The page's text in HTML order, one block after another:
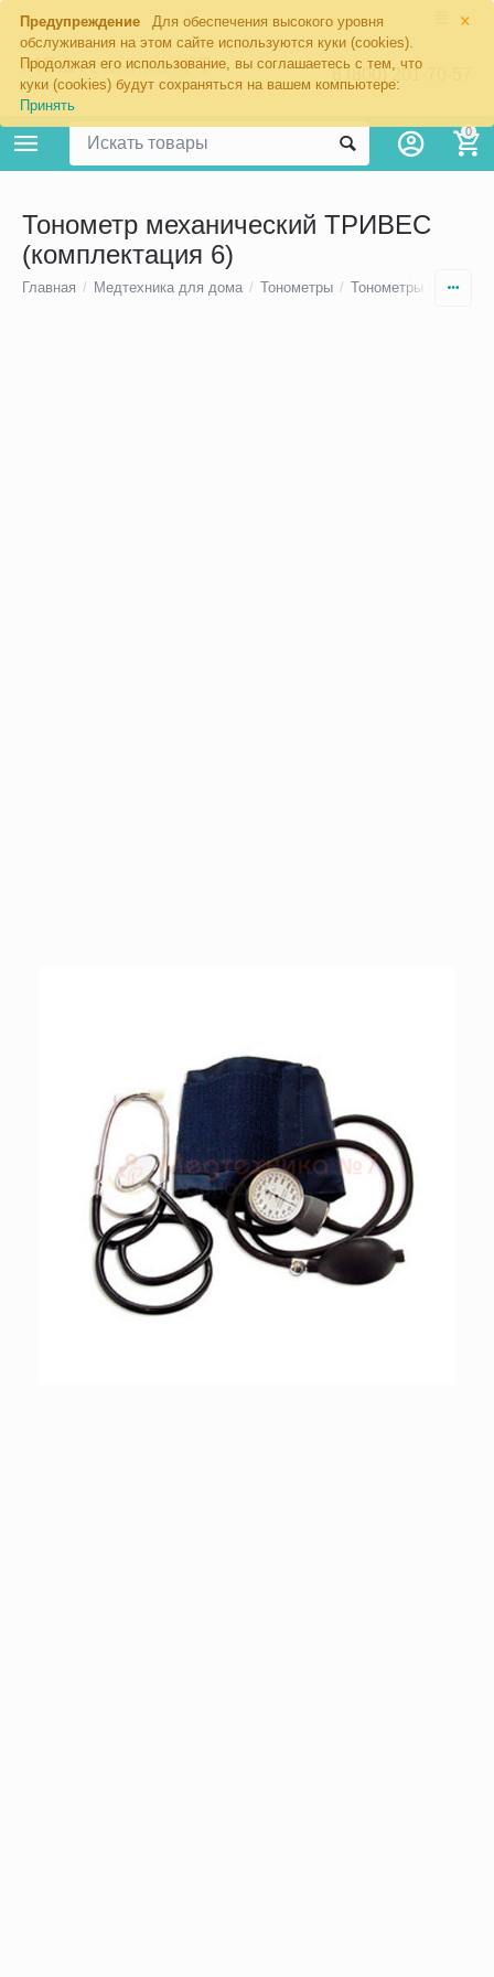
×
Предупреждение
Для обеспечения высокого уровня
обслуживания на этом сайте используются куки (cookies).
Продолжая его использование, вы соглашаетесь с тем, что
куки (cookies) будут сохраняться на вашем компьютере:
Принять
8 (800) 201-70-57
0
Тонометр механический ТРИВЕС
(комплектация 6)
Главная / Медтехника для дома / Тонометры / Тонометры